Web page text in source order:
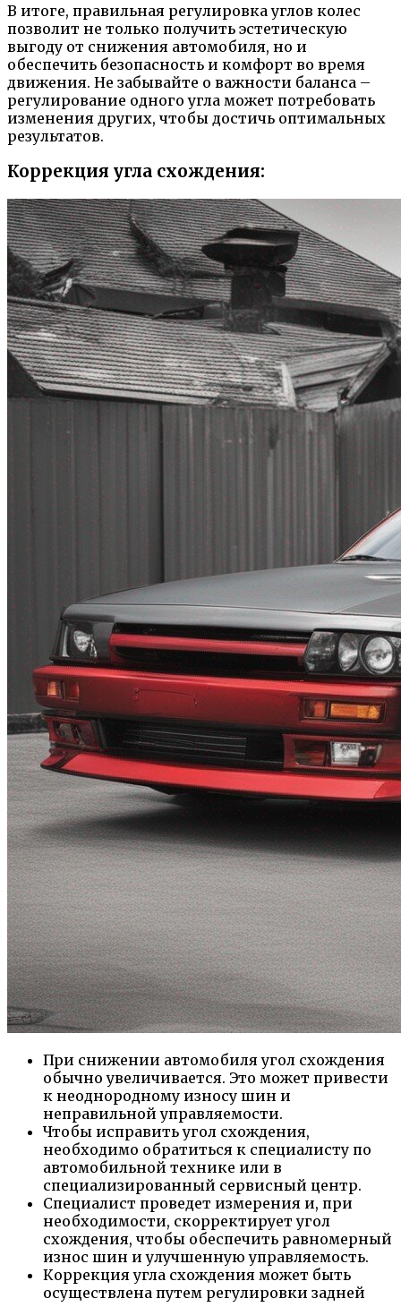
В итоге, правильная регулировка углов колес
позволит не только получить эстетическую
выгоду от снижения автомобиля, но и
обеспечить безопасность и комфорт во время
движения. Не забывайте о важности баланса –
регулирование одного угла может потребовать
изменения других, чтобы достичь оптимальных
результатов.
Коррекция угла схождения:
При снижении автомобиля угол схождения
обычно увеличивается. Это может привести
к неоднородному износу шин и
неправильной управляемости.
Чтобы исправить угол схождения,
необходимо обратиться к специалисту по
автомобильной технике или в
специализированный сервисный центр.
Специалист проведет измерения и, при
необходимости, скорректирует угол
схождения, чтобы обеспечить равномерный
износ шин и улучшенную управляемость.
Коррекция угла схождения может быть
осуществлена путем регулировки задней